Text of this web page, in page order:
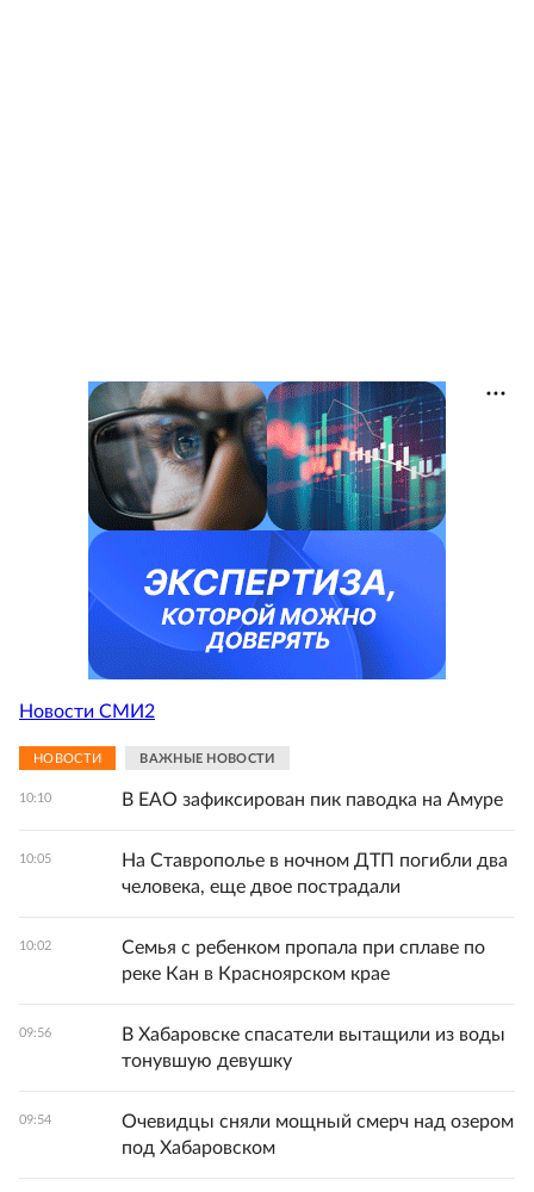
Новости СМИ2
НОВОСТИ ВАЖНЫЕ НОВОСТИ
10:10 В ЕАО зафиксирован пик паводка на Амуре
10:05
На Ставрополье в ночном ДТП погибли два
человека, еще двое пострадали
10:02
Семья с ребенком пропала при сплаве по
реке Кан в Красноярском крае
09:56
В Хабаровске спасатели вытащили из воды
тонувшую девушку
09:54
Очевидцы сняли мощный смерч над озером
под Хабаровском